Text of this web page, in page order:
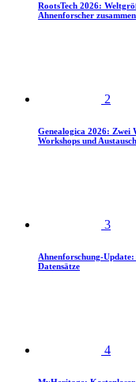
RootsTech 2026:
Ahnenforscher zusammen
2
Genealogica 2026: Zwei
Workshops und Austausch
3
Ahnenforschung-
Datensätze
4